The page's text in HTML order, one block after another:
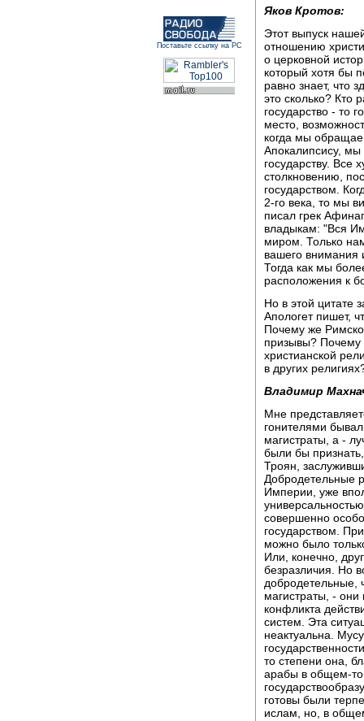
Поставьте ссылку на РС
Яков Кротов:
Этот выпуск
отношению
о церковной
который хотя бы
равно знает, что
это сколько? Кто
государство - то
место,
когда мы
Апокалипсису,
государству. Все
столкновению,
государством.
2-го века, то мы
писал грек
владыкам: "Вся
миром. Только
вашего внимания
Тогда как мы
расположения к
Но в этой цитате
Апологет пишет,
Почему же
призывы? Почему
христианской
в других
Владимир
Мне
гонителями
магистраты, а -
были бы
Троян,
Добродетельные
Империи, уже
совершенно
государством.
можно было
Или, конечно,
безразличия. Но
добродетельные,
магистраты, - они
конфликта
систем. Эта
неактуальна.
то степени она,
арабы в общем-то
готовы были
ислам, но, в